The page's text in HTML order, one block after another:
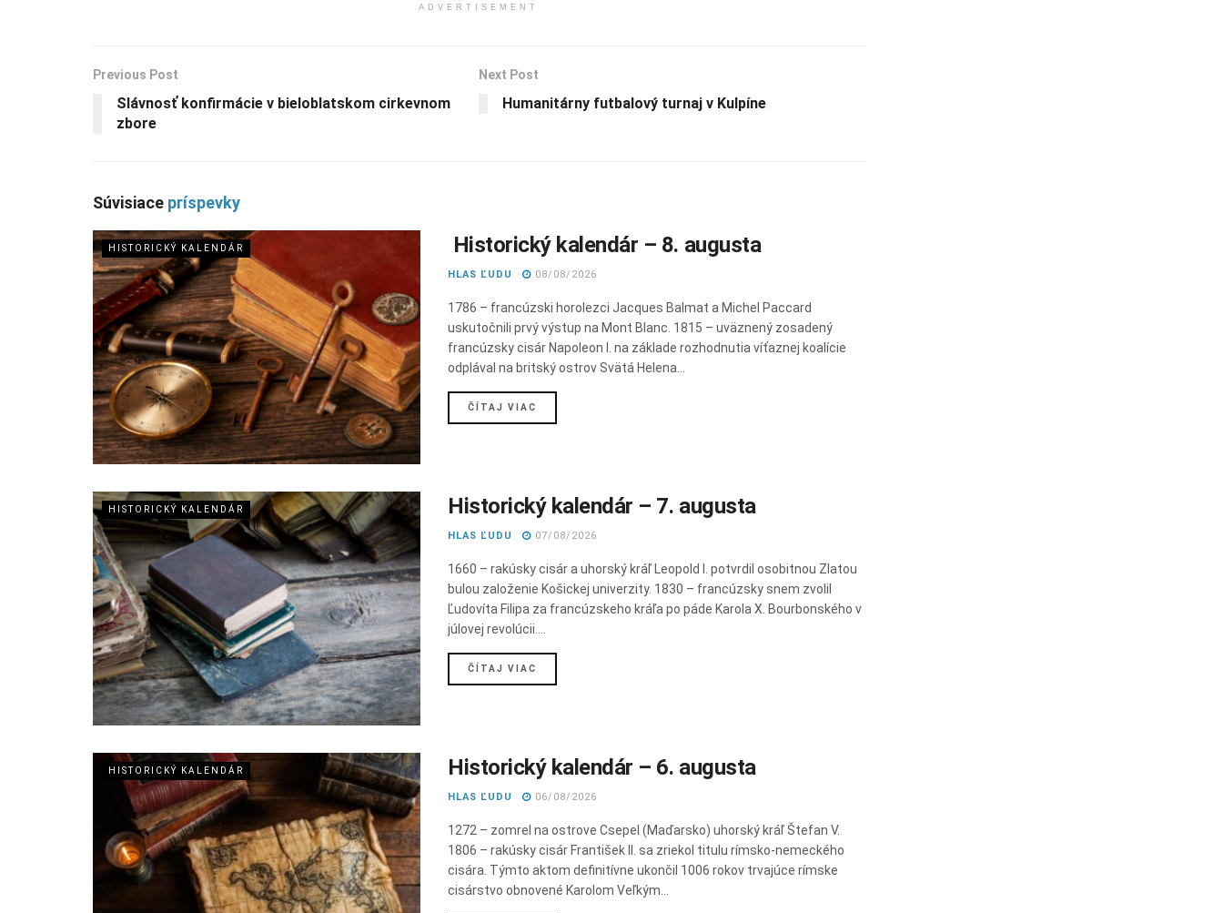
ADVERTISEMENT
Previous Post
Slávnosť konfirmácie v bieloblatskom cirkevnom
zbore
Next Post
Humanitárny futbalový turnaj v Kulpíne
Súvisiace príspevky
HISTORICKÝ KALENDÁR Historický kalendár – 8. augusta
HLAS ĽUDU 08/08/2026
1786 – francúzski horolezci Jacques Balmat a Michel Paccard
uskutočnili prvý výstup na Mont Blanc. 1815 – uväznený zosadený
francúzsky cisár Napoleon I. na základe rozhodnutia víťaznej koalície
odplával na britský ostrov Svätá Helena...
ČÍTAJ VIAC
HISTORICKÝ KALENDÁR Historický kalendár – 7. augusta
HLAS ĽUDU 07/08/2026
1660 – rakúsky cisár a uhorský kráľ Leopold I. potvrdil osobitnou Zlatou
bulou založenie Košickej univerzity. 1830 – francúzsky snem zvolil
Ľudovíta Filipa za francúzskeho kráľa po páde Karola X. Bourbonského v
júlovej revolúcii....
ČÍTAJ VIAC
HISTORICKÝ KALENDÁR Historický kalendár – 6. augusta
HLAS ĽUDU 06/08/2026
1272 – zomrel na ostrove Csepel (Maďarsko) uhorský kráľ Štefan V.
1806 – rakúsky cisár František II. sa zriekol titulu rímsko-nemeckého
cisára. Týmto aktom definitívne ukončil 1006 rokov trvajúce rímske
cisárstvo obnovené Karolom Veľkým...